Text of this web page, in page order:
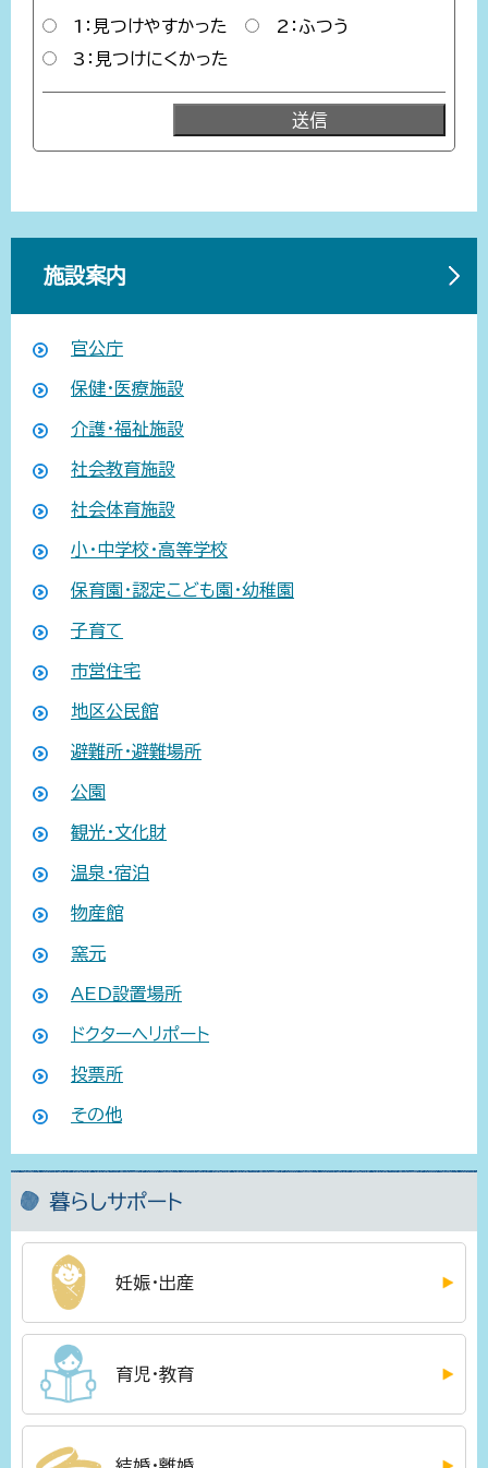
1：見つけやすかった
2：ふつう
3：見つけにくかった
施設案内
官公庁
保健・医療施設
介護・福祉施設
社会教育施設
社会体育施設
小・中学校・高等学校
保育園・認定こども園・幼稚園
子育て
市営住宅
地区公民館
避難所・避難場所
公園
観光・文化財
温泉・宿泊
物産館
窯元
AED設置場所
ドクターヘリポート
投票所
その他
暮らしサポート
妊娠・出産
育児・教育